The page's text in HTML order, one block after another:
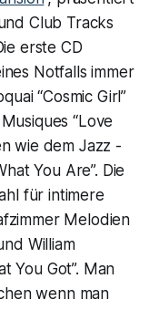
Club Tracks
erste CD
Notfalls immer
“Cosmic Girl”
“Love
wie dem Jazz -
You Are”. Die
für intimere
Melodien
William
You Got”. Man
wenn man